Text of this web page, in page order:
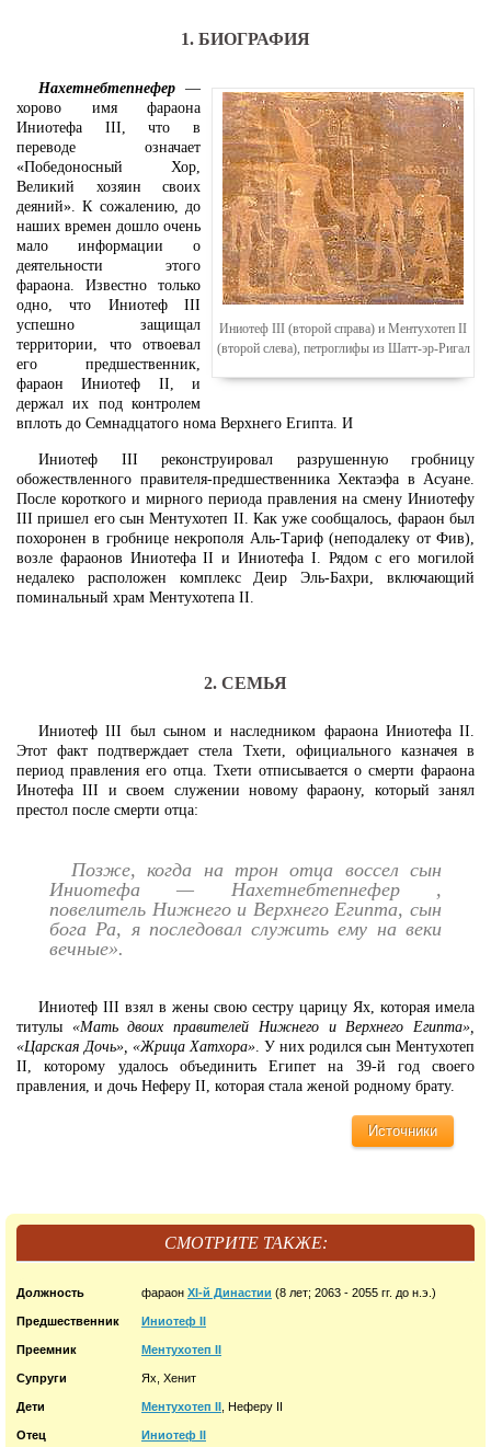
1. БИОГРАФИЯ
Иниотеф III (второй справа) и Ментухотеп II
(второй слева), петроглифы из Шатт-эр-Ригал
Нахетнебтепнефер —
хорово имя фараона
Иниотефа III, что в
переводе означает
«Победоносный Хор,
Великий хозяин своих
деяний». К сожалению, до
наших времен дошло очень
мало информации о
деятельности этого
фараона. Известно только
одно, что Иниотеф III
успешно защищал
территории, что отвоевал
его предшественник,
фараон Иниотеф II, и
держал их под контролем
вплоть до Семнадцатого нома Верхнего Египта. И
Иниотеф III реконструировал разрушенную гробницу
обожествленного правителя-предшественника Хектаэфа в Асуане.
После короткого и мирного периода правления на смену Иниотефу
III пришел его сын Ментухотеп II. Как уже сообщалось, фараон был
похоронен в гробнице некрополя Аль-Тариф (неподалеку от Фив),
возле фараонов Иниотефа II и Иниотефа I. Рядом с его могилой
недалеко расположен комплекс Деир Эль-Бахри, включающий
поминальный храм Ментухотепа II.
2. СЕМЬЯ
Иниотеф III был сыном и наследником фараона Иниотефа II.
Этот факт подтверждает стела Тхети, официального казначея в
период правления его отца. Тхети отписывается о смерти фараона
Инотефа III и своем служении новому фараону, который занял
престол после смерти отца:
Позже, когда на трон отца воссел сын
Иниотефа — Нахетнебтепнефер ,
повелитель Нижнего и Верхнего Египта, сын
бога Ра, я последовал служить ему на веки
вечные».
Иниотеф III взял в жены свою сестру царицу Ях, которая имела
титулы «Мать двоих правителей Нижнего и Верхнего Египта»,
«Царская Дочь», «Жрица Хатхора». У них родился сын Ментухотеп
II, которому удалось объединить Египет на 39-й год своего
правления, и дочь Неферу II, которая стала женой родному брату.
Источники
СМОТРИТЕ ТАКЖЕ:
Должность фараон XI-й Династии (8 лет; 2063 - 2055 гг. до н.э.)
Предшественник Иниотеф II
Преемник Ментухотеп II
Супруги Ях, Хенит
Дети Ментухотеп II , Неферу II
Отец Иниотеф II